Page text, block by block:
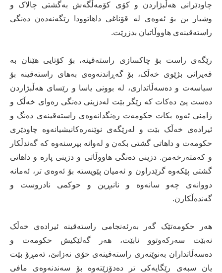
چاودێرانی ھەڵبژاردن و کۆی کۆمەڵگەش بەگشتی چالاک ‌و
وشیار بن بۆ ئەوەی لە قۆناغی داهاتوودا رێگه‌نه‌ده‌ن ده‌نگی
راسته‌قینه‌ی هاووڵاتیان بدزرێت.
رێگه‌ی راست بۆ چاکسازی راسته‌قینه‌، بۆ کۆتایی هێنان به‌
قه‌یرانی بژێوی خه‌ڵک، بۆ گەڕاندنەوەی بەھای راستەقینە بۆ
سیاسەت و دەسەڵاتداری، له‌ بوونی یاسا و رێسای هه‌ڵبژاردن
ده‌ست پێ دەکات که ‌رێگر بێت له‌دزینی ده‌نگی ره‌وای خه‌ڵک و
زامنی ئه‌وه‌ بکات حکومه‌ت ره‌نگدانه‌وه‌ی راسته‌قینه‌ی ده‌نگ و
ئیرادەی خه‌ڵک بێت و له‌رێگه‌ی نوێنه‌ره‌کانیشیانەوە چاودێری
حکومه‌ت و داهاتی گشتی بکه‌ن و له‌وانه‌ بپرسنه‌وه‌ که‌ گه‌ندڵکار
و که‌مته‌رخه‌من. دزینی دەنگی هاووڵاتی و دزینی پارە و داهاتی
گشتی پێکەوە گرێدراون و ئەمیان پێویستە بۆ ئەوەی تر، ئەمانە
دووانەی چەو سانەوە و نانبڕین و حوکمی نادروست و
گه‌نده‌ڵکارن.
هه‌ر حکومه‌تێک گه‌ر به‌رئه‌نجامی راسته‌قینه‌ ئیرادەی خەڵک
نەبێت سەرکەوتوو نابێت، ھەر گەلێکیش حکومەت و
دەسەڵاتداران بەنوێنەری راستەقینەی خۆی نەزانێ، ئەمڕۆ بێت
یان سبەی رێگایەکی تر دەدۆزێتەوە بۆ سەندنەوەی مافی